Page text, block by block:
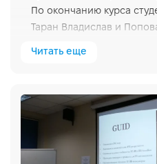
По окончанию курса
Таран Владислав и
Читать еще